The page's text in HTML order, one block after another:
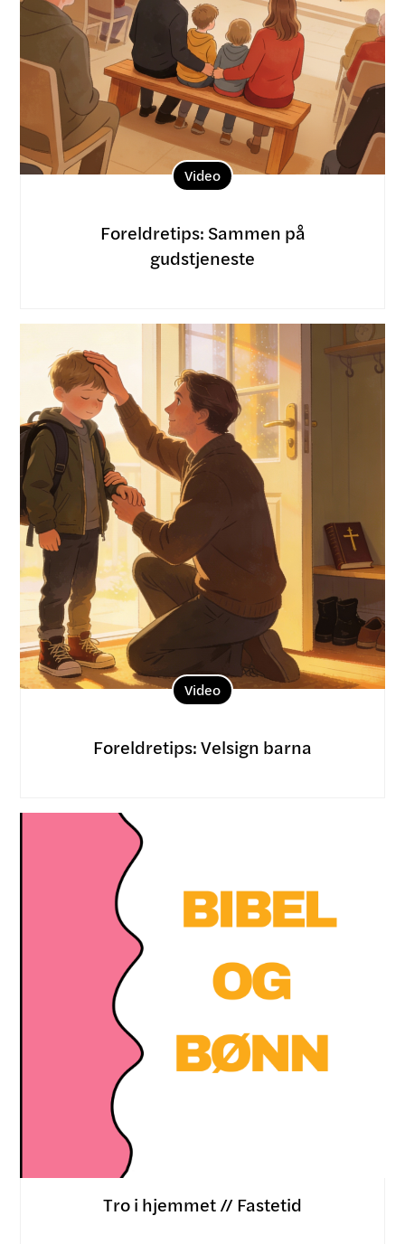
Video
Foreldretips: Sammen på
gudstjeneste
Video
Foreldretips: Velsign barna
Tro i hjemmet // Fastetid